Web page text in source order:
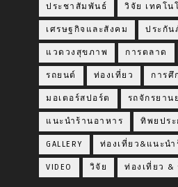
ประชาสัมพันธ์ วิจัย เทคโน
เศรษฐกิจและสังคม ประกัน
แวดวงสุขภาพ การตลาด
รถยนต์ ท่องเที่ยว การศึ
มอเตอร์สปอร์ต รถจักรยาน
แนะนำร้านอาหาร ทิพยปร
GALLERY ท่องเที่ยว&แนะน
VIDEO วิจัย ท่องเที่ยว &